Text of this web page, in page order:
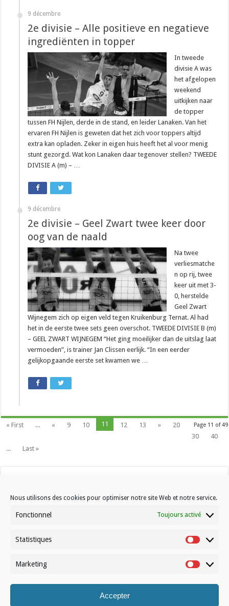
Nous utilisons des cookies pour optimiser notre site Web et notre service.
Fonctionnel Toujours activé
Statistiques
Marketing
Accepter
9 décembre
2e divisie – Alle positieve en negatieve
ingrediënten in topper
In tweede
divisie A was
het afgelopen
weekend
uitkijken naar
de topper
tussen FH Nijlen, derde in de stand, en leider Lanaken. Van het
ervaren FH Nijlen is geweten dat het zich voor toppers altijd
extra kan opladen. Zeker in eigen huis heeft het al voor menig
stunt gezorgd. Wat kon Lanaken daar tegenover stellen? TWEEDE
DIVISIE A (m) – …
9 décembre
2e divisie – Geel Zwart twee keer door
oog van de naald
Na twee
verliesmatche
n op rij, twee
keer uit met 3-
0, herstelde
Geel Zwart
Wijnegem zich op eigen veld tegen Kruikenburg Ternat. Al had
het in de eerste twee sets geen overschot. TWEEDE DIVISIE B (m)
– GEEL ZWART WIJNEGEM “Het ging moeilijker dan de uitslag laat
vermoeden”, is trainer Jan Clissen eerlijk. “In een eerder
gelijkopgaande eerste set kwamen we …
Page 11 of 49
« First ... « 9 10 11 12 13 »
20
30
40
...
Last »
Contactez-nous